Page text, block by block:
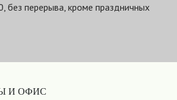
без перерыва, кроме праздничных
И ОФИС